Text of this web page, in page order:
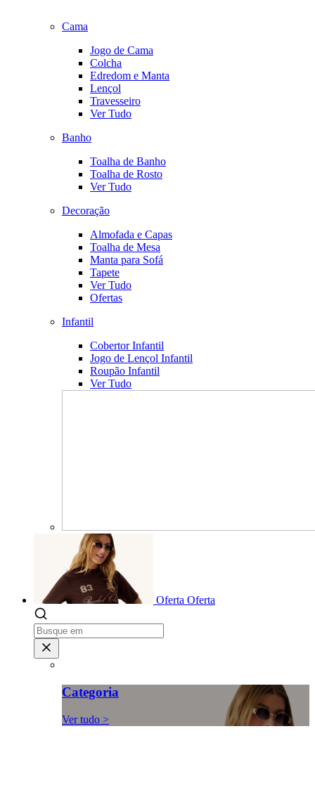
Cama
Jogo de Cama
Colcha
Edredom e Manta
Lençol
Travesseiro
Ver Tudo
Banho
Toalha de Banho
Toalha de Rosto
Ver Tudo
Decoração
Almofada e Capas
Toalha de Mesa
Manta para Sofá
Tapete
Ver Tudo
Ofertas
Infantil
Cobertor Infantil
Jogo de Lençol Infantil
Roupão Infantil
Ver Tudo
Oferta Oferta
Categoria
Ver tudo >